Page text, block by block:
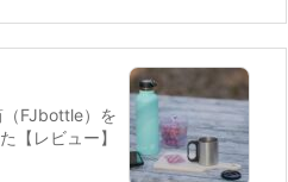
（FJbottle）を
【レビュー】